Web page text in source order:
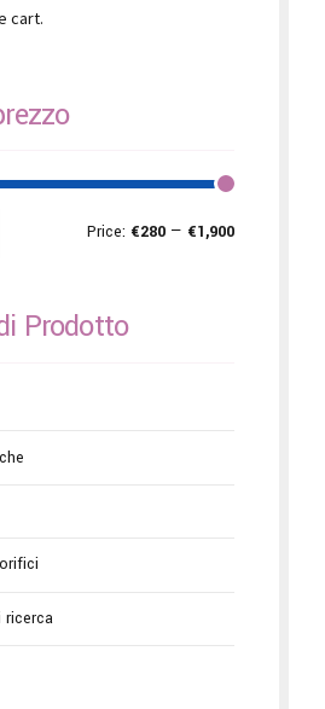
cart.
Price: €280 — €1,900
Prodotto
ricerca